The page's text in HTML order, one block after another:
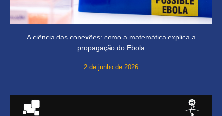
A ciência das conexões: como a matemática explica a
propagação do Ebola
2 de junho de 2026